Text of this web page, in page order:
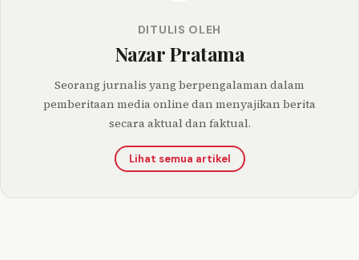
DITULIS OLEH
Nazar Pratama
Seorang jurnalis yang berpengalaman dalam
pemberitaan media online dan menyajikan berita
secara aktual dan faktual.
Lihat semua artikel